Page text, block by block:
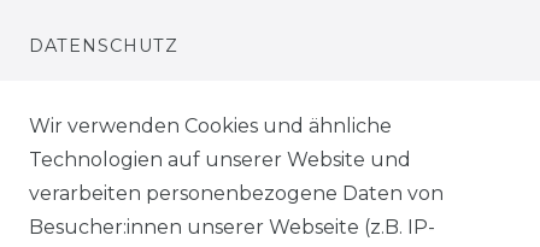
DATENSCHUTZ
AGB
SHOP
Wir verwenden Cookies und ähnliche
Technologien auf unserer Website und
verarbeiten personenbezogene Daten von
Besucher:innen unserer Webseite (z.B. IP-